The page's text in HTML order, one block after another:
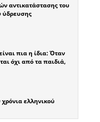
αντικατάστασης του
ύδρευσης
πια η ίδια: Όταν
όχι από τα παιδιά,
ελληνικού